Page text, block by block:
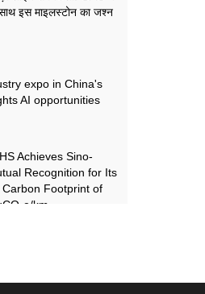
इस माइलस्टोन का जश्न
expo in China's
AI opportunities
Achieves Sino-
Recognition for Its
Footprint of
km